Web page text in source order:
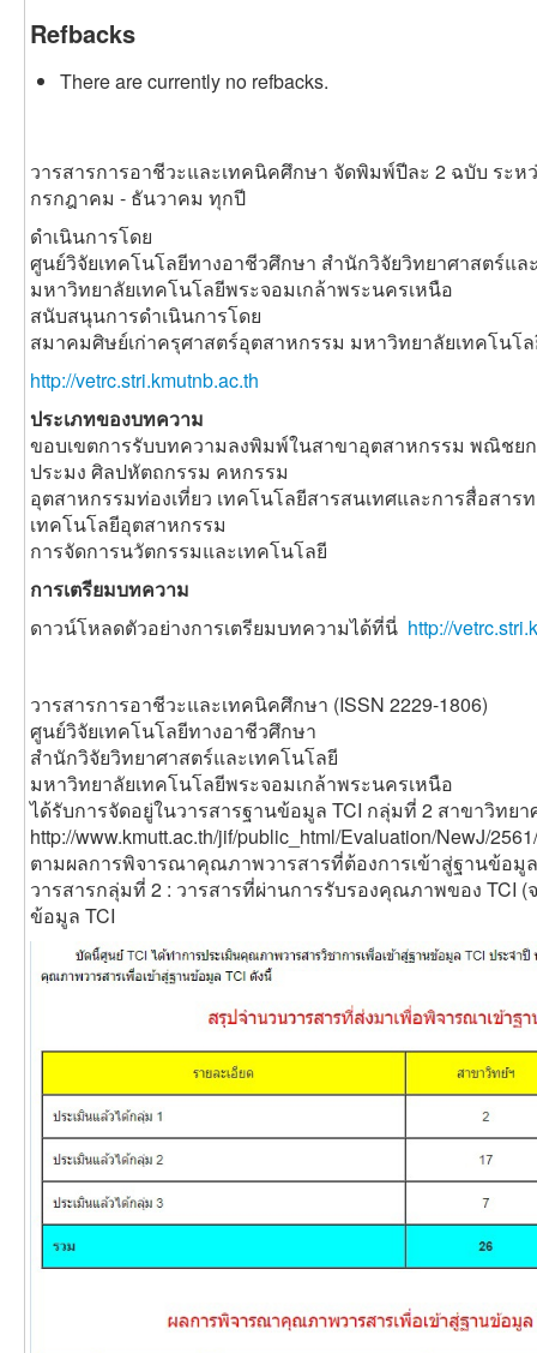
Refbacks
There are currently no refbacks.
วารสารการอาชีวะและเทคนิคศึกษา จัดพิมพ์ปีละ 2 ฉบับ ระห
กรกฎาคม - ธันวาคม ทุกปี
ดำเนินการโดย
ศูนย์วิจัยเทคโนโลยีทางอาชีวศึกษา สำนักวิจัยวิทยาศาสตร์แล
มหาวิทยาลัยเทคโนโลยีพระจอมเกล้าพระนครเหนือ
สนับสนุนการดำเนินการโดย
สมาคมศิษย์เก่าครุศาสตร์อุตสาหกรรม มหาวิทยาลัยเทคโนโ
http://vetrc.stri.kmutnb.ac.th
ประเภทของบทความ
ขอบเขตการรับบทความลงพิมพ์ในสาขาอุตสาหกรรม พณิชย
ประมง ศิลปหัตถกรรม คหกรรม
อุตสาหกรรมท่องเที่ยว เทคโนโลยีสารสนเทศและการสื่อสา
เทคโนโลยีอุตสาหกรรม
การจัดการนวัตกรรมและเทคโนโลยี
การเตรียมบทความ
ดาวน์โหลดตัวอย่างการเตรียมบทความได้ที่นี่ http://
วารสารการอาชีวะและเทคนิคศึกษา (ISSN 2229-1806)
ศูนย์วิจัยเทคโนโลยีทางอาชีวศึกษา
สำนักวิจัยวิทยาศาสตร์และเทคโนโลยี
มหาวิทยาลัยเทคโนโลยีพระจอมเกล้าพระนครเหนือ
ได้รับการจัดอยู่ในวารสารฐานข้อมูล TCI กลุ่มที่ 2 สาขาวิทย
http://www.kmutt.ac.th/jif/public_html/Evaluation/NewJ/
ตามผลการพิจารณาคุณภาพวารสารที่ต้องการเข้าสู่ฐานข้อมูล
วารสารกลุ่มที่ 2 : วารสารที่ผ่านการรับรองคุณภาพของ TCI
ข้อมูล TCI